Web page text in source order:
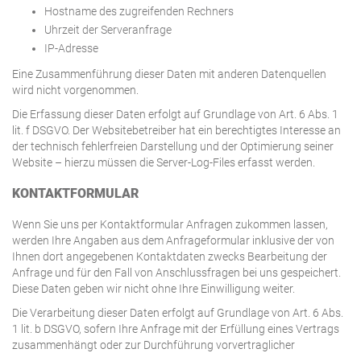
Hostname des zugreifenden Rechners
Uhrzeit der Serveranfrage
IP-Adresse
Eine Zusammenführung dieser Daten mit anderen Datenquellen
wird nicht vorgenommen.
Die Erfassung dieser Daten erfolgt auf Grundlage von Art. 6 Abs. 1
lit. f DSGVO. Der Websitebetreiber hat ein berechtigtes Interesse an
der technisch fehlerfreien Darstellung und der Optimierung seiner
Website – hierzu müssen die Server-Log-Files erfasst werden.
KONTAKTFORMULAR
Wenn Sie uns per Kontaktformular Anfragen zukommen lassen,
werden Ihre Angaben aus dem Anfrageformular inklusive der von
Ihnen dort angegebenen Kontaktdaten zwecks Bearbeitung der
Anfrage und für den Fall von Anschlussfragen bei uns gespeichert.
Diese Daten geben wir nicht ohne Ihre Einwilligung weiter.
Die Verarbeitung dieser Daten erfolgt auf Grundlage von Art. 6 Abs.
1 lit. b DSGVO, sofern Ihre Anfrage mit der Erfüllung eines Vertrags
zusammenhängt oder zur Durchführung vorvertraglicher